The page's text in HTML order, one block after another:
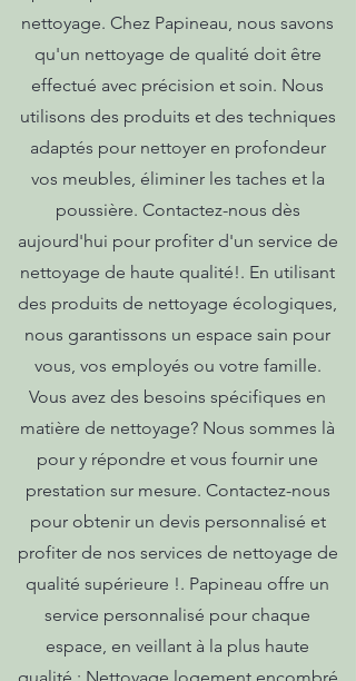
nettoyage. Chez Papineau, nous savons
qu'un nettoyage de qualité doit être
effectué avec précision et soin. Nous
utilisons des produits et des techniques
adaptés pour nettoyer en profondeur
vos meubles, éliminer les taches et la
poussière. Contactez-nous dès
aujourd'hui pour profiter d'un service de
nettoyage de haute qualité!. En utilisant
des produits de nettoyage écologiques,
nous garantissons un espace sain pour
vous, vos employés ou votre famille.
Vous avez des besoins spécifiques en
matière de nettoyage? Nous sommes là
pour y répondre et vous fournir une
prestation sur mesure. Contactez-nous
pour obtenir un devis personnalisé et
profiter de nos services de nettoyage de
qualité supérieure !. Papineau offre un
service personnalisé pour chaque
espace, en veillant à la plus haute